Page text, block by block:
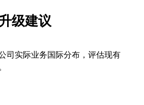
级建议
司实际业务国际分布，评估现有